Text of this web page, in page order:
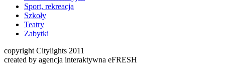
Sport, rekreacja
Szkoły
Teatry
Zabytki
copyright Citylights 2011
created by agencja interaktywna eFRESH